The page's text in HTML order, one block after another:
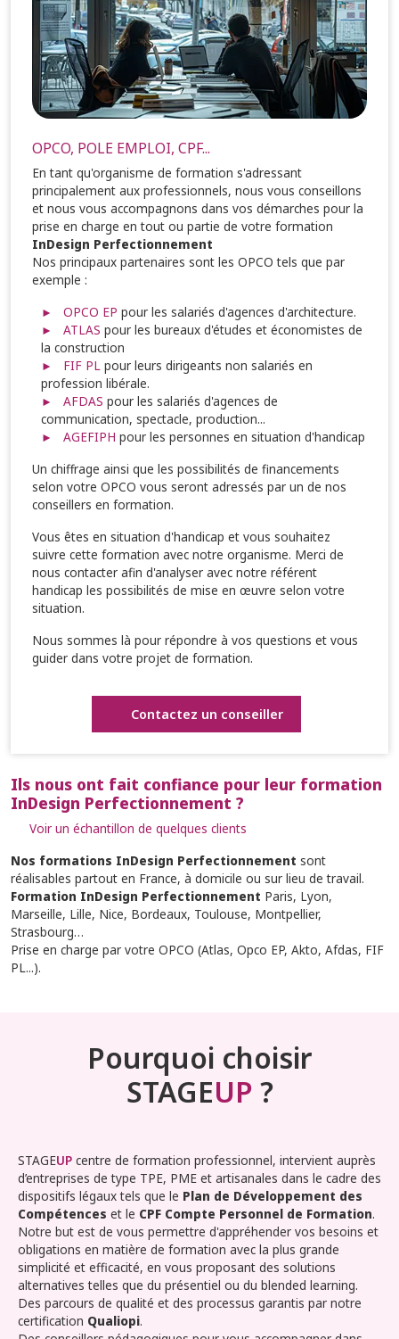
OPCO, POLE EMPLOI, CPF...
En tant qu'organisme de formation s'adressant
principalement aux professionnels, nous vous conseillons
et nous vous accompagnons dans vos démarches pour la
prise en charge en tout ou partie de votre formation
InDesign Perfectionnement
Nos principaux partenaires sont les OPCO tels que par
exemple :
OPCO EP pour les salariés d'agences d'architecture.
ATLAS pour les bureaux d'études et économistes de
la construction
FIF PL pour leurs dirigeants non salariés en
profession libérale.
AFDAS pour les salariés d'agences de
communication, spectacle, production...
AGEFIPH pour les personnes en situation d'handicap
Un chiffrage ainsi que les possibilités de financements
selon votre OPCO vous seront adressés par un de nos
conseillers en formation.
Vous êtes en situation d'handicap et vous souhaitez
suivre cette formation avec notre organisme. Merci de
nous contacter afin d'analyser avec notre référent
handicap les possibilités de mise en œuvre selon votre
situation.
Nous sommes là pour répondre à vos questions et vous
guider dans votre projet de formation.
Contactez un conseiller
Ils nous ont fait confiance pour leur formation
InDesign Perfectionnement ?
Voir un échantillon de quelques clients
Nos formations InDesign Perfectionnement sont
réalisables partout en France, à domicile ou sur lieu de travail.
Formation InDesign Perfectionnement Paris, Lyon,
Marseille, Lille, Nice, Bordeaux, Toulouse, Montpellier,
Strasbourg…
Prise en charge par votre OPCO (Atlas, Opco EP, Akto, Afdas, FIF
PL...).
Pourquoi choisir
STAGEUP ?
STAGEUP centre de formation professionnel, intervient auprès
d’entreprises de type TPE, PME et artisanales dans le cadre des
dispositifs légaux tels que le Plan de Développement des
Compétences et le CPF Compte Personnel de Formation.
Notre but est de vous permettre d'appréhender vos besoins et
obligations en matière de formation avec la plus grande
simplicité et efficacité, en vous proposant des solutions
alternatives telles que du présentiel ou du blended learning.
Des parcours de qualité et des processus garantis par notre
certification Qualiopi.